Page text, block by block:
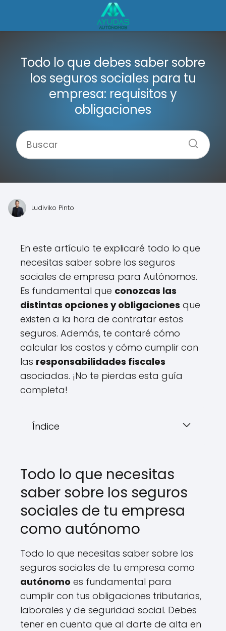
Todo lo que debes saber sobre
los seguros sociales para tu
empresa: requisitos y
obligaciones
Ludiviko Pinto
En este artículo te explicaré todo lo que
necesitas saber sobre los seguros
sociales de empresa para Autónomos.
Es fundamental que conozcas las
distintas opciones y obligaciones que
existen a la hora de contratar estos
seguros. Además, te contaré cómo
calcular los costos y cómo cumplir con
las responsabilidades fiscales
asociadas. ¡No te pierdas esta guía
completa!
Índice
Todo lo que necesitas
saber sobre los seguros
sociales de tu empresa
como autónomo
Todo lo que necesitas saber sobre los
seguros sociales de tu empresa como
autónomo es fundamental para
cumplir con tus obligaciones tributarias,
laborales y de seguridad social. Debes
tener en cuenta que al darte de alta en